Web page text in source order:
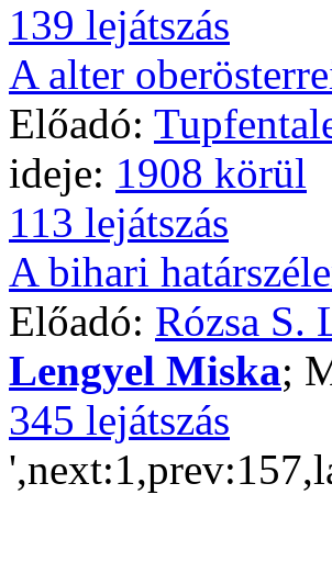
139 lejátszás
A alter
Előadó:
ideje: 1908 körül
113 lejátszás
A bihari
Előadó: Rózsa S.
Lengyel Miska;
345 lejátszás